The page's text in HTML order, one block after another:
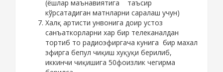
(ёшлар маънавиятига таъсир
кўрсатадиган матнларни саралаш учун)
Халқ артисти унвонига доир устоз
санъаткорларни хар бир телеканалдан
тортиб то радиоэфиргача кунига бир махал
эфирга бепул чиқиш хуқуқи берилиб,
иккинчи чиқишига 50фоизлик чегирма